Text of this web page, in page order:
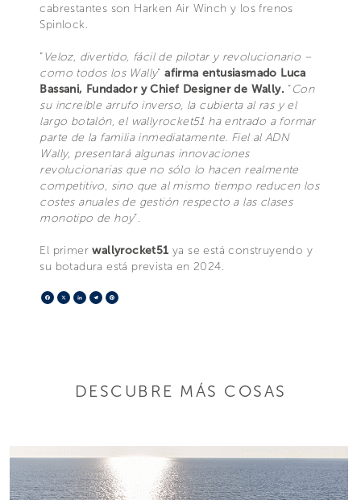
cabrestantes son Harken Air Winch y los frenos
Spinlock.
“Veloz, divertido, fácil de pilotar y revolucionario –
como todos los Wally”afirma entusiasmado Luca
Bassani, Fundador y Chief Designer de Wally. “Con
su increíble arrufo inverso, la cubierta al ras y el
largo botalón, el wallyrocket51 ha entrado a formar
parte de la familia inmediatamente. Fiel al ADN
Wally, presentará algunas innovaciones
revolucionarias que no sólo lo hacen realmente
competitivo, sino que al mismo tiempo reducen los
costes anuales de gestión respecto a las clases
monotipo de hoy”.
El primerwallyrocket51 ya se está construyendo y
su botadura está prevista en 2024.
Facebook
X LinkedIn
Telegram
DESCUBRE MÁS COSAS